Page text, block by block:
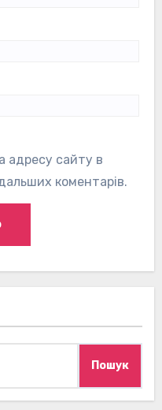
адресу сайту в
коментарів.
Пошук